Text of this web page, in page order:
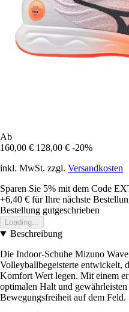
Ab
160,00 € 128,00 € -20%
inkl. MwSt. zzgl. Versandkosten
Sparen Sie 5% mit dem Code
+6,40 € für Ihre nächste
Bestellung gutgeschrieben
Loading...
Beschreibung
Die Indoor-Schuhe Mizuno
Volleyballbegeisterte entwickelt,
Komfort Wert legen. Mit einem
optimalen Halt und
Bewegungsfreiheit auf dem Feld.